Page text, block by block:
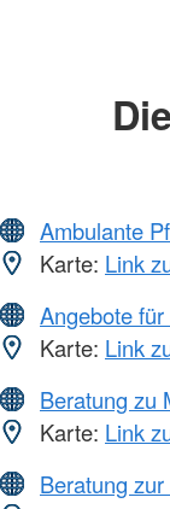
Ambulante
Karte: Link
Angebote
Karte: Link
Beratung zu
Karte: Link
Beratung